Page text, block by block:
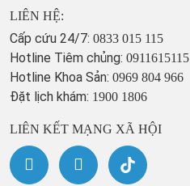
LIÊN HỆ:
Cấp cứu 24/7: 0833 015 115
Hotline Tiêm chủng: 0911615115
Hotline Khoa Sản: 0969 804 966
Đặt lịch khám: 1900 1806
LIÊN KẾT MẠNG XÃ HỘI